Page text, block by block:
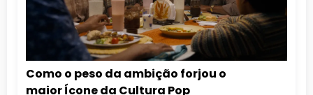
Como o peso da ambição forjou o
maior Ícone da Cultura Pop